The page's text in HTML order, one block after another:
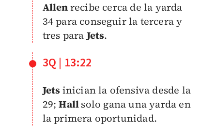
Allenrecibe cerca de la yarda
34 para conseguir la tercera y
tres paraJets.
3Q | 13:22
Jets inician la ofensiva desde la
29;Hallsolo gana una yarda en
la primera oportunidad.